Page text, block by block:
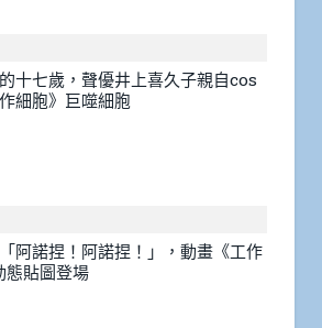
十七歲，聲優井上喜久子親自cos
細胞》巨噬細胞
阿諾捏！阿諾捏！」，動畫《工作
貼圖登場